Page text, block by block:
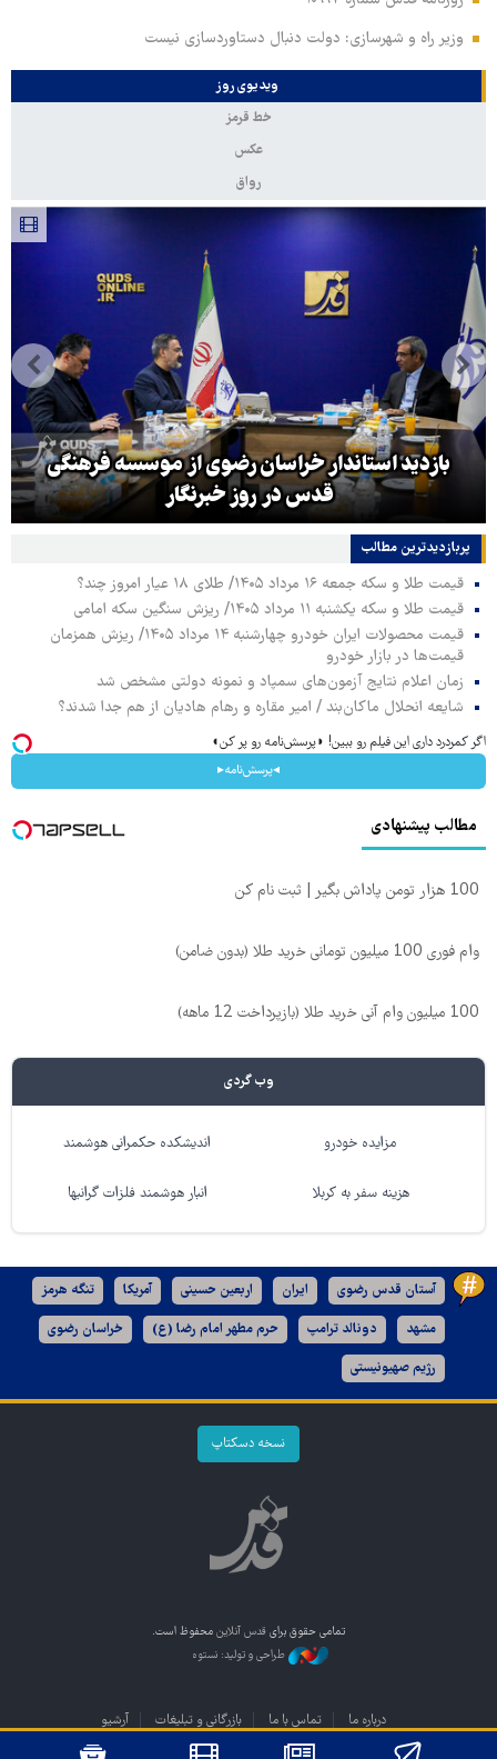
وزیر راه و شهرسازی: دولت دنبال دستاوردسازی نیست
ویدیوی روز
خط قرمز
عکس
رواق
بازدید استاندار خراسان رضوی از موسسه فرهنگی
قدس در روز خبرنگار
پربازدیدترین‌ مطالب
قیمت طلا و سکه جمعه ۱۶ مرداد ۱۴۰۵/ طلای ۱۸ عیار امروز چند؟
قیمت طلا و سکه یکشنبه ۱۱ مرداد ۱۴۰۵/ ریزش سنگین سکه امامی
قیمت محصولات ایران خودرو چهارشنبه ۱۴ مرداد ۱۴۰۵/ ریزش همزمان
قیمت‌ها در بازار خودرو
زمان اعلام نتایج آزمون‌های سمپاد و نمونه دولتی مشخص شد
شایعه انحلال ماکان‌بند / امیر مقاره و رهام هادیان از هم جدا شدند؟
اگر کمردرد داری این فیلم رو ببین! ◗پرسش‌نامه رو پر کن◖
◂پرسش‌نامه▸
مطالب پیشنهادی
100 هزار تومن پاداش بگیر | ثبت نام کن
وام فوری 100 میلیون تومانی خرید طلا (بدون ضامن)
100 میلیون وام آنی خرید طلا (بازپرداخت 12 ماهه)
وب گردی
مزایده خودرو اندیشکده حکمرانی هوشمند
هزینه سفر به کربلا انبار هوشمند فلزات گرانبها
آستان قدس رضوی ایران اربعین حسینی آمریکا تنگه هرمز
مشهد دونالد ترامپ حرم مطهر امام رضا (ع) خراسان رضوی
رژیم صهیونیستی
نسخه دسکتاپ
تمامی حقوق برای قدس آنلاین محفوظ است.
طراحی و تولید: نستوه
درباره ما تماس با ما بازرگانی و تبلیغات آرشیو